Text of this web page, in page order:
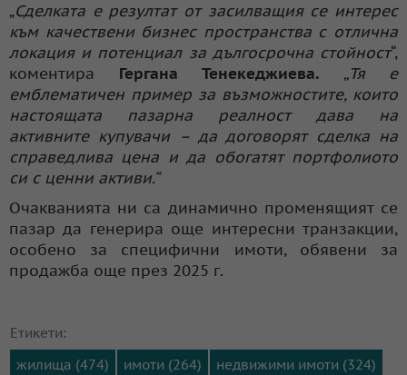
„Сделката е резултат от засилващия се интерес
към качествени бизнес пространства с отлична
локация и потенциал за дългосрочна стойност“,
коментира Гергана Тенекеджиева. „Тя е
емблематичен пример за възможностите, които
настоящата пазарна реалност дава на
активните купувачи – да договорят сделка на
справедлива цена и да обогатят портфолиото
си с ценни активи.“
Очакванията ни са динамично променящият се
пазар да генерира още интересни транзакции,
особено за специфични имоти, обявени за
продажба още през 2025 г.
Етикети:
жилища (474)
имоти (264)
недвижими имоти (324)